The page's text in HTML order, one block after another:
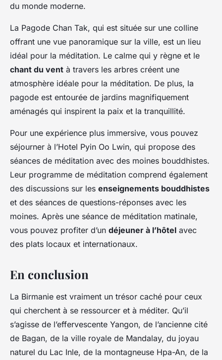
du monde moderne.
La Pagode Chan Tak, qui est située sur une colline
offrant une vue panoramique sur la ville, est un lieu
idéal pour la méditation. Le calme qui y règne et le
chant du vent à travers les arbres créent une
atmosphère idéale pour la méditation. De plus, la
pagode est entourée de jardins magnifiquement
aménagés qui inspirent la paix et la tranquillité.
Pour une expérience plus immersive, vous pouvez
séjourner à l’Hotel Pyin Oo Lwin, qui propose des
séances de méditation avec des moines bouddhistes.
Leur programme de méditation comprend également
des discussions sur les enseignements bouddhistes
et des séances de questions-réponses avec les
moines. Après une séance de méditation matinale,
vous pouvez profiter d’un déjeuner à l’hôtel avec
des plats locaux et internationaux.
En conclusion
La Birmanie est vraiment un trésor caché pour ceux
qui cherchent à se ressourcer et à méditer. Qu’il
s’agisse de l’effervescente Yangon, de l’ancienne cité
de Bagan, de la ville royale de Mandalay, du joyau
naturel du Lac Inle, de la montagneuse Hpa-An, de la